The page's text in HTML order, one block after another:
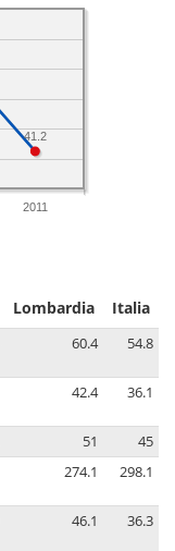
2011
41.2
Lombardia Italia
60.4 54.8
42.4 36.1
51
45
274.1 298.1
46.1 36.3